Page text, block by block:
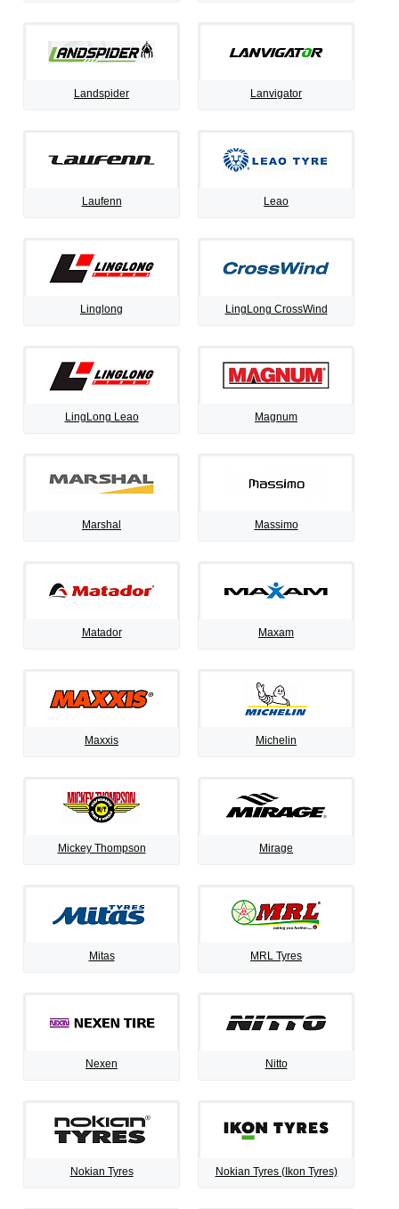
Landspider Lanvigator
Laufenn Leao
Linglong LingLong CrossWind
LingLong Leao Magnum
Marshal Massimo
Matador Maxam
Maxxis Michelin
Mickey Thompson Mirage
Mitas MRL Tyres
Nexen Nitto
Nokian Tyres Nokian Tyres (Ikon Tyres)